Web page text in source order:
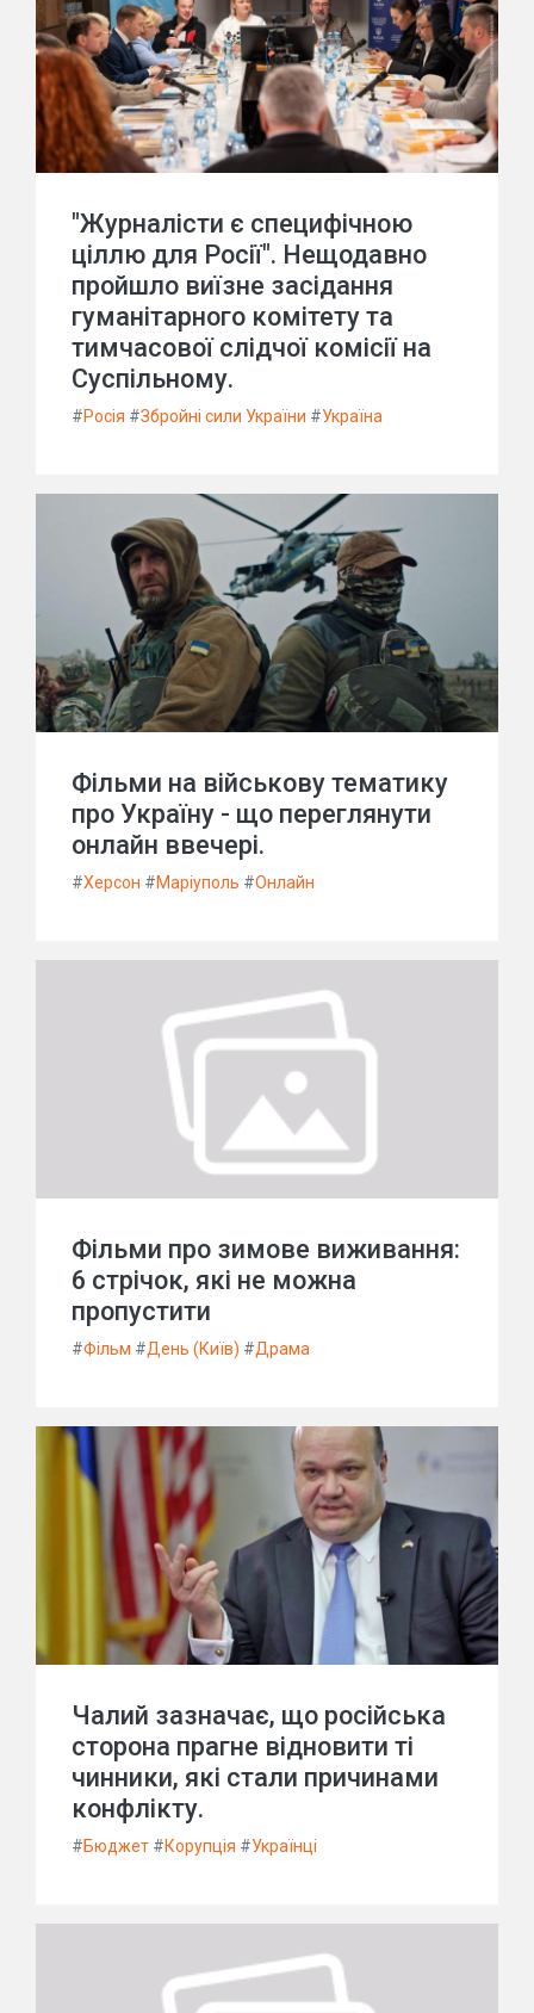
"Журналісти є специфічною
ціллю для Росії". Нещодавно
пройшло виїзне засідання
гуманітарного комітету та
тимчасової слідчої комісії на
Суспільному.
#Росія #Збройні сили України #Україна
Фільми на військову тематику
про Україну - що переглянути
онлайн ввечері.
#Херсон #Маріуполь #Онлайн
Фільми про зимове виживання:
6 стрічок, які не можна
пропустити
#Фільм #День (Київ) #Драма
Чалий зазначає, що російська
сторона прагне відновити ті
чинники, які стали причинами
конфлікту.
#Бюджет #Корупція #Українці